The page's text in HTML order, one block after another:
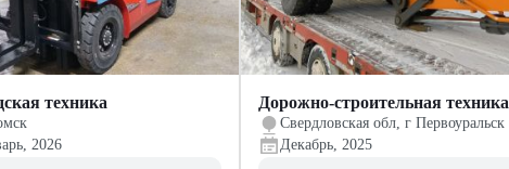
техника
2026
Дорожно-строительная техника
Свердловская обл, г Первоуральск
Декабрь, 2025